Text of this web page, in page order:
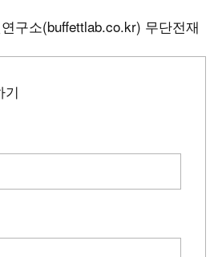
구소(buffettlab.co.kr) 무단전재
기